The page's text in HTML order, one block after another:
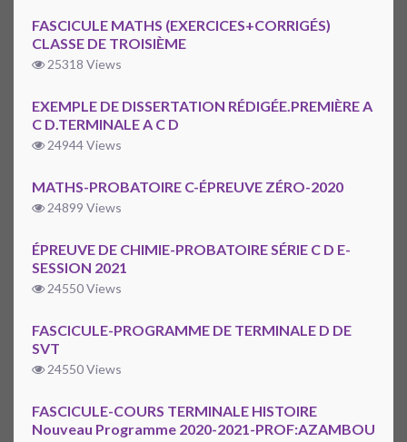
FASCICULE MATHS (EXERCICES+CORRIGÉS)
CLASSE DE TROISIÈME
25318 Views
EXEMPLE DE DISSERTATION RÉDIGÉE.PREMIÈRE A
C D.TERMINALE A C D
24944 Views
MATHS-PROBATOIRE C-ÉPREUVE ZÉRO-2020
24899 Views
ÉPREUVE DE CHIMIE-PROBATOIRE SÉRIE C D E-
SESSION 2021
24550 Views
FASCICULE-PROGRAMME DE TERMINALE D DE
SVT
24550 Views
FASCICULE-COURS TERMINALE HISTOIRE
Nouveau Programme 2020-2021-PROF:AZAMBOU